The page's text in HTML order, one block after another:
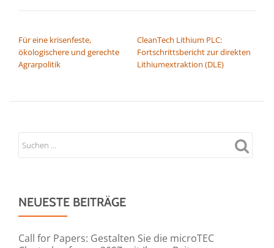
Für eine krisenfeste,
ökologischere und gerechte
Agrarpolitik
CleanTech Lithium PLC:
Fortschrittsbericht zur direkten
Lithiumextraktion (DLE)
NEUESTE BEITRÄGE
Call for Papers: Gestalten Sie die microTEC